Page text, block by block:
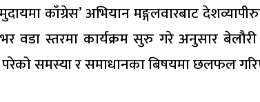
काँग्रेस’ अभियान मङ्गलवारबाट
वडा स्तरमा कार्यक्रम सुरु गरे अनुसार
परेको समस्या र समाधानका बिषयमा छलफल